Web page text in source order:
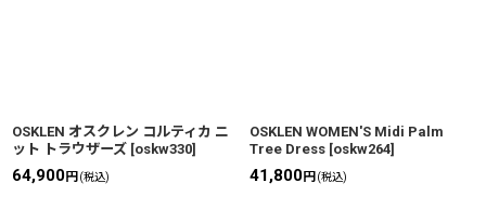
OSKLEN オスクレン コルティカ ニ
ット トラウザーズ [oskw330]
64,900円 (税込)
OSKLEN WOMEN'S Midi Palm
Tree Dress [oskw264]
41,800円 (税込)